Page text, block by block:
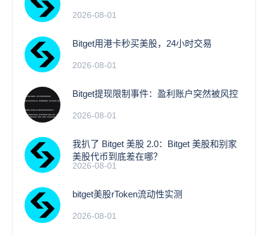
2026-08-01
Bitget用港卡秒买美股，24小时交易
2026-08-01
Bitget提现限制事件：盈利账户突然被风控
2026-08-01
我扒了 Bitget 美股 2.0：Bitget 美股和别家
美股代币到底差在哪？
2026-08-01
bitget美股rToken流动性实测
2026-08-01